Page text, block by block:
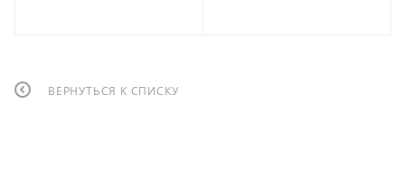
ВЕРНУТЬСЯ К СПИСКУ